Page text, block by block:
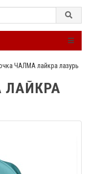
ЧАЛМА лайкра лазурь